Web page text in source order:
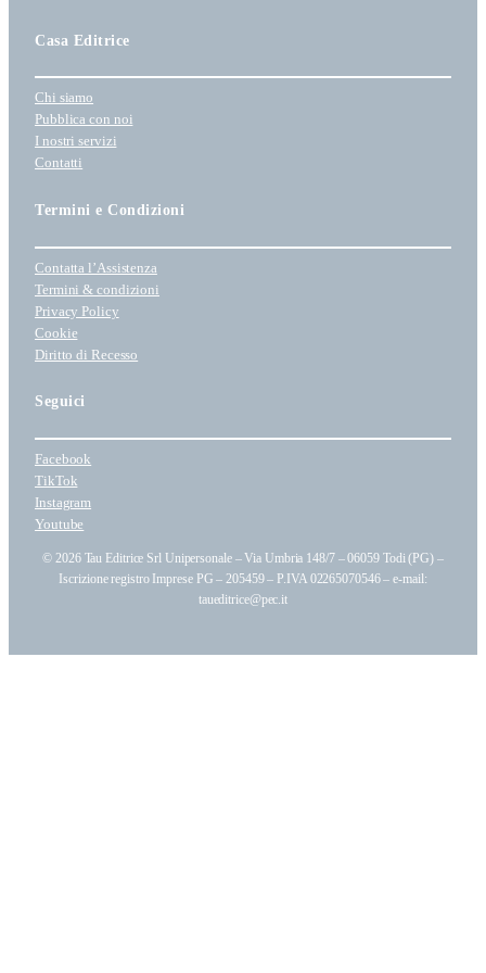
i
n
a
u
n
c
t
e
g
o
r
a
Casa Editrice
Chi siamo
Pubblica con noi
I nostri servizi
Contatti
Termini e Condizioni
Contatta l’Assistenza
Termini & condizioni
Privacy Policy
Cookie
Diritto di Recesso
Seguici
Facebook
TikTok
Instagram
Youtube
© 2026 Tau Editrice Srl Unipersonale – Via Umbria 148/7 – 06059 Todi (PG) –
Iscrizione registro Imprese PG – 205459 – P.IVA 02265070546 – e-mail:
taueditrice@pec.it